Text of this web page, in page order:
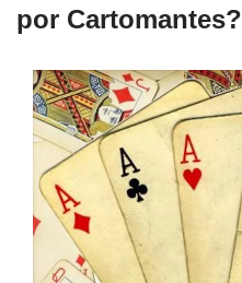
por Cartomantes?